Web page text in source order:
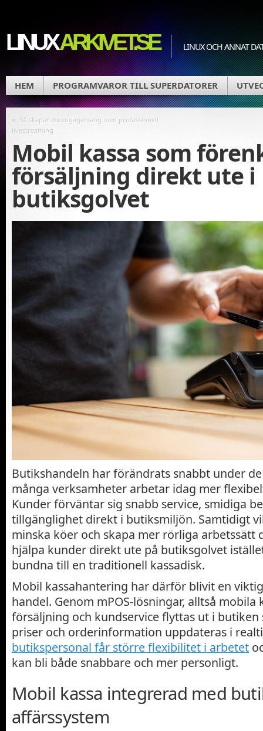
LINUXARKIVET.SE LINUX OCH ANNAT
HEM PROGRAMVAROR TILL SUPERDATORER
« Så skapar du engagemang med professionell
livestreaming
Mobil kassa som
försäljning direkt ute i
butiksgolvet
Butikshandeln har förändrats snabbt under
många verksamheter arbetar idag mer
Kunder förväntar sig snabb service, smidiga
tillgänglighet direkt i butiksmiljön. Samtidigt
minska köer och skapa mer rörliga arbetssätt
hjälpa kunder direkt ute på butiksgolvet
bundna till en traditionell kassadisk.
Mobil kassahantering har därför blivit en
handel. Genom mPOS-lösningar, alltså mobila
försäljning och kundservice flyttas ut i butiken
priser och orderinformation uppdateras i
butikspersonal får större flexibilitet i arbetet
kan bli både snabbare och mer personligt.
Mobil kassa integrerad med
affärssystem